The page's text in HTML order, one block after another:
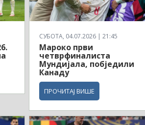
СУБОТА, 04.07.2026 | 21:45
Мароко први
четврфиналиста
Мундијала, побједили
Канаду
ПРОЧИТАЈ ВИШЕ